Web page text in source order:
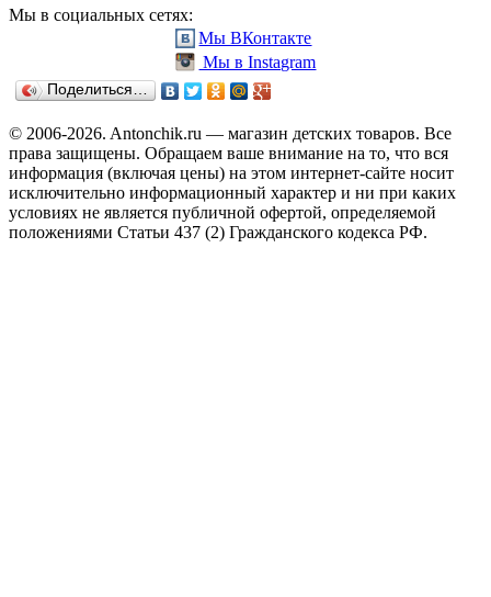
Мы в социальных сетях:
Мы ВКонтакте
Мы в Instagram
Поделиться…
© 2006-2026. Antonchik.ru — магазин детских товаров. Все
права защищены. Обращаем ваше внимание на то, что вся
информация (включая цены) на этом интернет-сайте носит
исключительно информационный характер и ни при каких
условиях не является публичной офертой, определяемой
положениями Статьи 437 (2) Гражданского кодекса РФ.